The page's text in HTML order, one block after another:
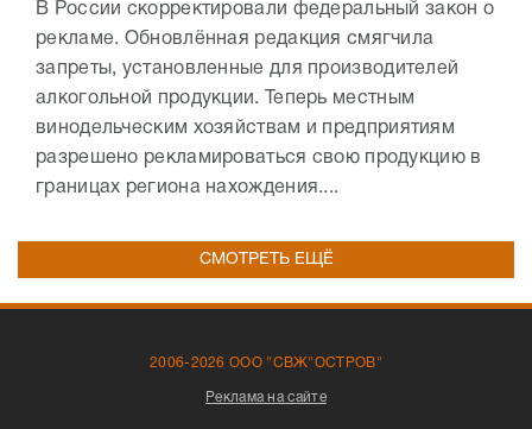
В России скорректировали федеральный закон о
рекламе. Обновлённая редакция смягчила
запреты, установленные для производителей
алкогольной продукции. Теперь местным
винодельческим хозяйствам и предприятиям
разрешено рекламироваться свою продукцию в
границах региона нахождения....
СМОТРЕТЬ ЕЩЁ
2006-2026 ООО "СВЖ"ОСТРОВ"
Реклама на сайте